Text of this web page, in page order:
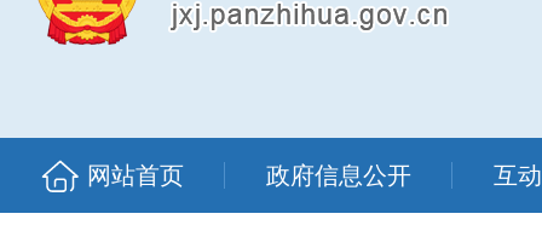
网站首页 政府信息公开 互